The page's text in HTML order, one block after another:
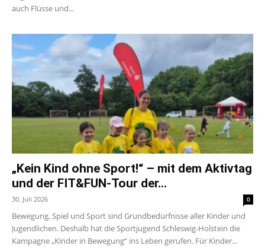
auch Flüsse und...
„Kein Kind ohne Sport!“ – mit dem Aktivtag
und der FIT&FUN-Tour der...
30. Juli 2026 0
Bewegung, Spiel und Sport sind Grundbedürfnisse aller Kinder und
Jugendlichen. Deshalb hat die Sportjugend Schleswig-Holstein die
Kampagne „Kinder in Bewegung“ ins Leben gerufen. Für Kinder...